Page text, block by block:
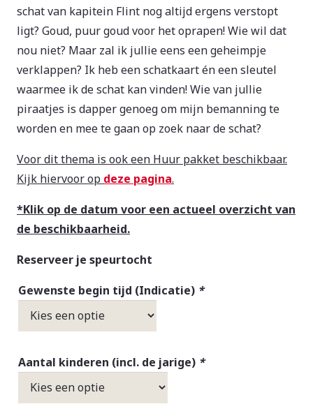
schat van kapitein Flint nog altijd ergens verstopt
ligt? Goud, puur goud voor het oprapen! Wie wil dat
nou niet? Maar zal ik jullie eens een geheimpje
verklappen? Ik heb een schatkaart én een sleutel
waarmee ik de schat kan vinden! Wie van jullie
piraatjes is dapper genoeg om mijn bemanning te
worden en mee te gaan op zoek naar de schat?
Voor dit thema is ook een Huur pakket beschikbaar.
Kijk hiervoor op deze pagina.
*Klik op de datum voor een actueel overzicht van
de beschikbaarheid.
Reserveer je speurtocht
Gewenste begin tijd (Indicatie) *
Aantal kinderen (incl. de jarige) *